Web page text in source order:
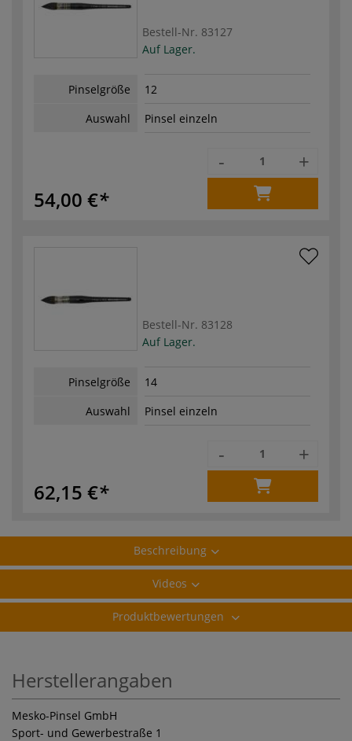
Bestell-Nr. 83127
Auf Lager.
Pinselgröße
12
Auswahl
Pinsel einzeln
54,00 €
- +
Bestell-Nr. 83128
Auf Lager.
Pinselgröße
14
Auswahl
Pinsel einzeln
62,15 €
- +
Beschreibung
Videos
Produktbewertungen
Herstellerangaben
Mesko-Pinsel GmbH
Sport- und Gewerbestraße 1